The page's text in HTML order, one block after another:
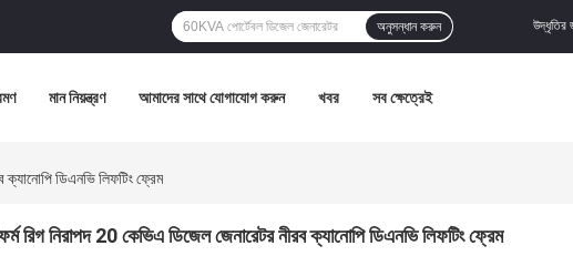
উদ্ধৃতির
অনুসন্ধান করুন
মান নিয়ন্ত্রণ আমাদের সাথে যোগাযোগ করুন খবর সব ক্ষেত্রেই
ক্যানোপি ডিএনভি লিফটিং ফ্রেম
রিগ নিরাপদ 20 কেভিএ ডিজেল জেনারেটর নীরব ক্যানোপি ডিএনভি লিফটিং ফ্রেম